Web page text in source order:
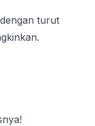
turut